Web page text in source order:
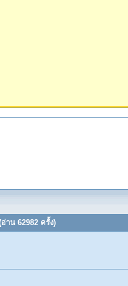
าน 62982 ครั้ง)